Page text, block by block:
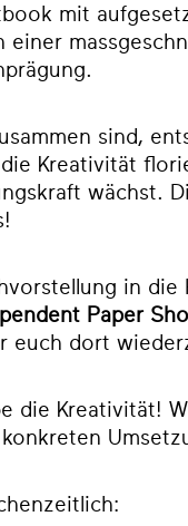
mit
sind,
Kreativität
wächst.
in die
Paper
euch dort
die Kreativität!